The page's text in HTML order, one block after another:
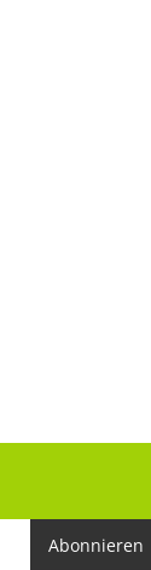
Abonnieren